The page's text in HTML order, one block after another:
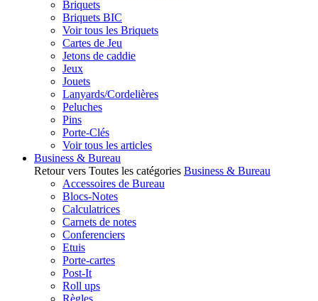
Briquets
Briquets BIC
Voir tous les Briquets
Cartes de Jeu
Jetons de caddie
Jeux
Jouets
Lanyards/Cordelières
Peluches
Pins
Porte-Clés
Voir tous les articles
Business & Bureau
Retour vers Toutes les catégories Business & Bureau
Accessoires de Bureau
Blocs-Notes
Calculatrices
Carnets de notes
Conferenciers
Etuis
Porte-cartes
Post-It
Roll ups
Règles